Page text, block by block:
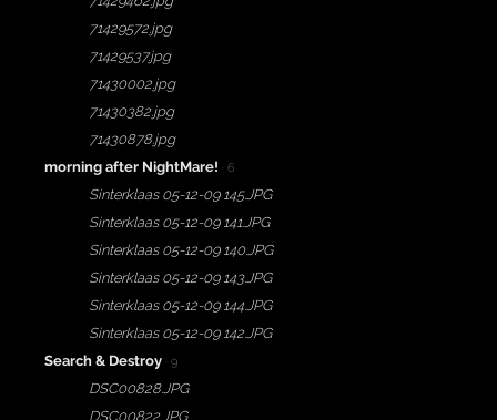
71429572.jpg
71429537.jpg
71430002.jpg
71430382.jpg
71430878.jpg
morning after NightMare!
· 6
Sinterklaas 05-12-09 145.JPG
Sinterklaas 05-12-09 141.JPG
Sinterklaas 05-12-09 140.JPG
Sinterklaas 05-12-09 143.JPG
Sinterklaas 05-12-09 144.JPG
Sinterklaas 05-12-09 142.JPG
Search & Destroy
· 9
DSC00828.JPG
DSC00822.JPG